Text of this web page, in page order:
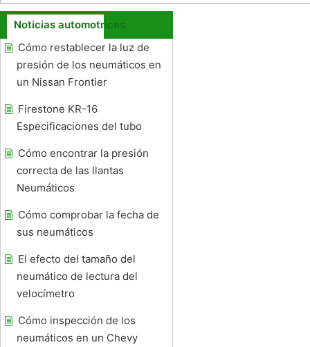
Noticias automotrices
Cómo restablecer la luz de
presión de los neumáticos en
un Nissan Frontier
Firestone KR-16
Especificaciones del tubo
Cómo encontrar la presión
correcta de las llantas
Neumáticos
Cómo comprobar la fecha de
sus neumáticos
El efecto del tamaño del
neumático de lectura del
velocímetro
Cómo inspección de los
neumáticos en un Chevy